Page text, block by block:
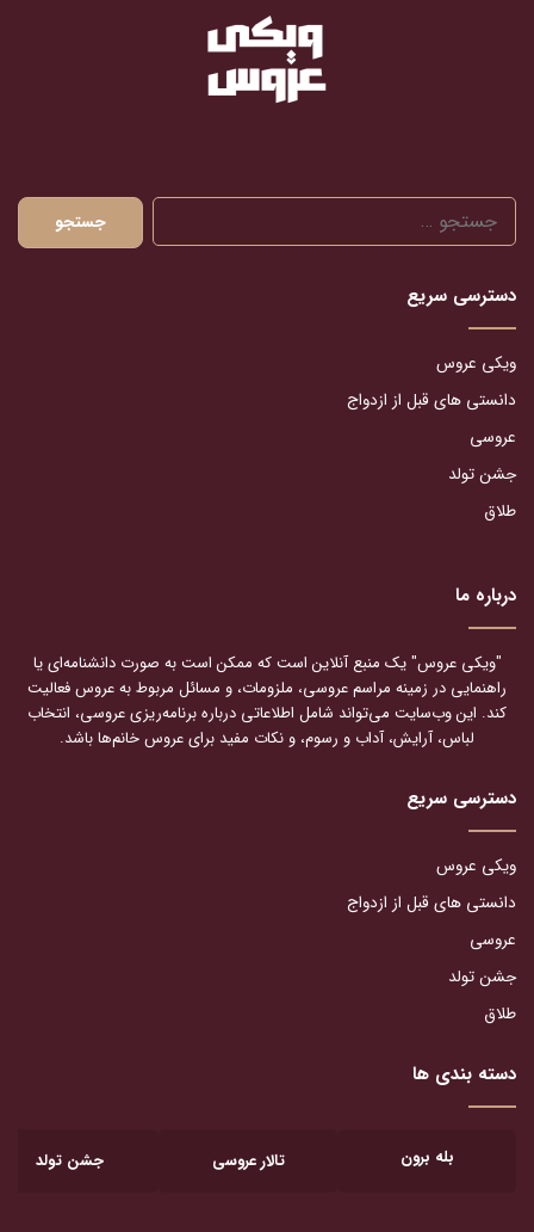
جستجو
برای:
دسترسی سریع
ویکی عروس
دانستی های قبل از ازدواج
عروسی
جشن تولد
طلاق
درباره ما
"ویکی عروس" یک منبع آنلاین است که ممکن است به صورت دانشنامه‌ای یا
راهنمایی در زمینه مراسم عروسی، ملزومات، و مسائل مربوط به عروس فعالیت
کند. این وب‌سایت می‌تواند شامل اطلاعاتی درباره برنامه‌ریزی عروسی، انتخاب
لباس، آرایش، آداب و رسوم، و نکات مفید برای عروس خانم‌ها باشد.
دسترسی سریع
ویکی عروس
دانستی های قبل از ازدواج
عروسی
جشن تولد
طلاق
دسته بندی ها
بله برون تالار عروسی جشن تولد